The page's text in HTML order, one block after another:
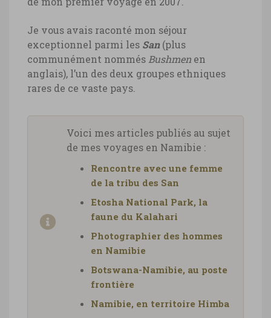
Je vous avais raconté mon séjour
exceptionnel parmi les San(plus
communément nommés Bushmen en
anglais), l’un des deux groupes ethniques
rares de ce vaste pays.
Voici mes articles publiés au sujet
de mes voyages en Namibie :
Rencontre avec une femme
de la tribu des San
Etosha National Park, la
faune du Kalahari
Photographier des hommes
en Namibie
Botswana-Namibie, au poste
frontière
Namibie, en territoire Himba